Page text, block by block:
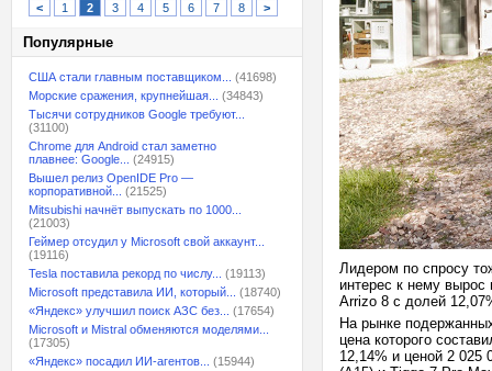
< 1 2 3 4 5 6 7 8 >
Популярные
США стали главным поставщиком...
(41698)
Морские сражения, крупнейшая...
(34843)
Тысячи сотрудников Google требуют...
(31100)
Chrome для Android стал заметно
плавнее: Google...
(24915)
Вышел релиз OpenIDE Pro —
корпоративной...
(21525)
Mitsubishi начнёт выпускать по 1000...
(21003)
Геймер отсудил у Microsoft свой аккаунт...
(19116)
Tesla поставила рекорд по числу...
(19113)
Microsoft представила ИИ, который...
(18740)
«Яндекс» улучшил поиск АЗС без...
(17654)
Microsoft и Mistral обменяются моделями...
(17305)
«Яндекс» посадил ИИ-агентов...
(15944)
Лидером по спросу
интерес к нему
Arrizo 8 с долей
На рынке
цена которого
12,14% и ценой 2 025